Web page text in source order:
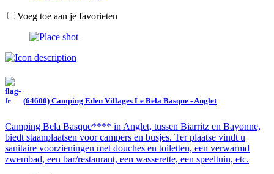
Voeg toe aan je favorieten
(64600) Camping Eden Villages Le Bela Basque - Anglet
Camping Bela Basque**** in Anglet, tussen Biarritz en Bayonne,
biedt staanplaatsen voor campers en busjes. Ter plaatse vindt u
sanitaire voorzieningen met douches en toiletten, een verwarmd
zwembad, een bar/restaurant, een wasserette, een speeltuin, etc.